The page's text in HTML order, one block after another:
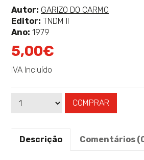
classificação
Autor: Ver
mais
sobre
GARIZO DO CARMO
Editor: TNDM II
Ano: 1979
5,00€
IVA Incluído
Qtd COMPRAR
Disponibilidade:
Descrição Comentários